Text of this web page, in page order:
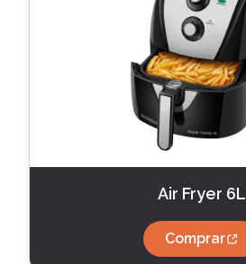
Air Fryer 6L
Comprar